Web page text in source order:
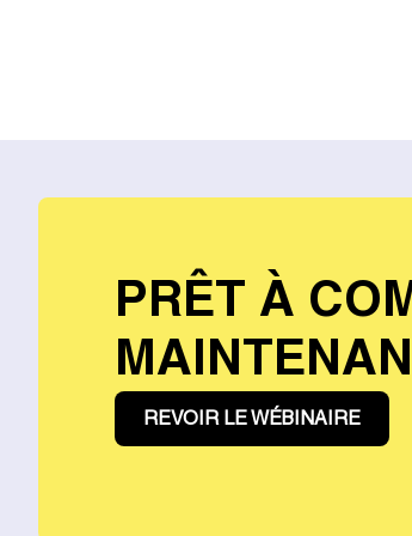
PRÊT À
REVOIR LE WÉBINAIRE